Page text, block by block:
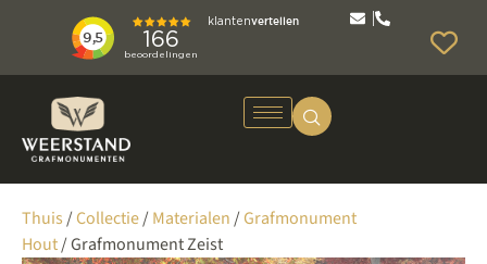
Thuis/Collectie/Materialen/Grafmonument
Hout/ Grafmonument Zeist